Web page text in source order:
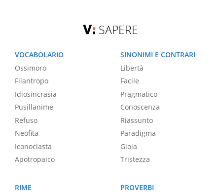
SAPERE
VOCABOLARIO
Ossimoro
Filantropo
Idiosincrasia
Pusillanime
Refuso
Neofita
Iconoclasta
Apotropaico
SINONIMI E CONTRARI
Libertà
Facile
Pragmatico
Conoscenza
Riassunto
Paradigma
Gioia
Tristezza
RIME
PROVERBI